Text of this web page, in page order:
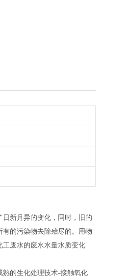
新月异的变化，同时，旧的
的污染物去除殆尽的。用物
废水的废水水量水质变化
的生化处理技术-接触氧化